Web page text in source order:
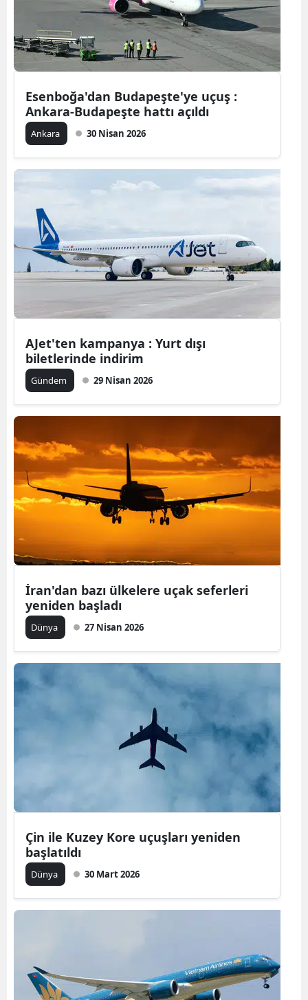
Yozgat
Zonguldak
Kırıkkale
Bartın
Ardahan
Osmaniye
Esenboğa'dan Budapeşte'ye uçuş :
Ankara-Budapeşte hattı açıldı
Ankara 30 Nisan 2026
AJet'ten kampanya : Yurt dışı
biletlerinde indirim
Gündem 29 Nisan 2026
İran'dan bazı ülkelere uçak seferleri
yeniden başladı
Dünya 27 Nisan 2026
Çin ile Kuzey Kore uçuşları yeniden
başlatıldı
Dünya 30 Mart 2026